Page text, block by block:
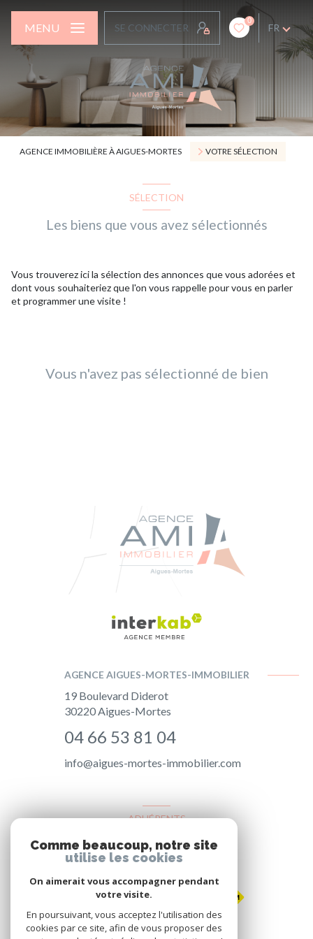
SE CONNECTER
0
FR
MENU
AGENCE IMMOBILIÈRE À AIGUES-MORTES VOTRE SÉLECTION
SÉLECTION
Les biens que vous avez sélectionnés
Vous trouverez ici la sélection des annonces que vous adorées et
dont vous souhaiteriez que l'on vous rappelle pour vous en parler
et programmer une visite !
Vous n'avez pas sélectionné de bien
AGENCE AIGUES-MORTES-IMMOBILIER
19 Boulevard Diderot
30220 Aigues-Mortes
04 66 53 81 04
info@aigues-mortes-immobilier.com
ADHÉRENTS
Nous adhérons
Comme beaucoup, notre site
utilise les cookies
On aimerait vous accompagner pendant
votre visite.
En poursuivant, vous acceptez l'utilisation des
cookies par ce site, afin de vous proposer des